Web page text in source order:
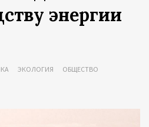
энергии
ЭКОЛОГИЯ ОБЩЕСТВО